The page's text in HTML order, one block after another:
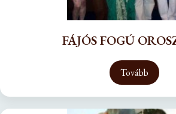
FÁJÓS FOGÚ
Tovább